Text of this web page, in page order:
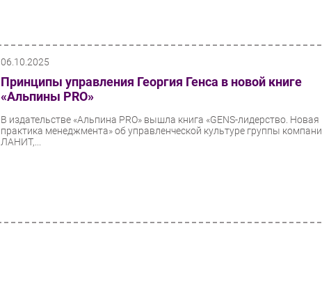
06.10.2025
Принципы управления Георгия Генса в новой книге
«Альпины PRO»
В издательстве «Альпина PRO» вышла книга «GENS-лидерство. Новая
практика менеджмента» об управленческой культуре группы
ЛАНИТ,...